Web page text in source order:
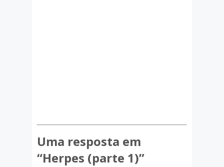
Uma resposta em
“Herpes (parte 1)”